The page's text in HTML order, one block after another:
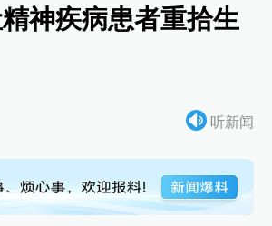
神疾病患者重拾生
听新闻